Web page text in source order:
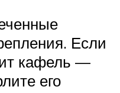
Если
кафель —
его